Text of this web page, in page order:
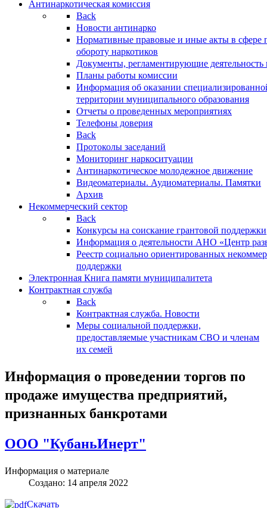
Антинаркотическая комиссия
Back
Новости антинарко
Нормативные правовые и иные акты в сфере
обороту наркотиков
Документы, регламентирующие деятельность
Планы работы комиссии
Информация об оказании
территории муниципального образования
Отчеты о проведенных мероприятиях
Телефоны доверия
Back
Протоколы заседаний
Мониторинг наркоситуации
Антинаркотическое молодежное движение
Видеоматериалы. Аудиоматериалы. Памятки
Архив
Некоммерческий сектор
Back
Конкурсы на соискание грантовой поддержки
Информация о деятельности АНО «Центр
Реестр социально ориентированных
поддержки
Электронная Книга памяти муниципалитета
Контрактная служба
Back
Контрактная служба. Новости
Меры социальной поддержки,
предоставляемые участникам СВО и членам
их семей
Информация о проведении торгов по
продаже имущества предприятий,
признанных банкротами
ООО "КубаньИнерт"
Информация о материале
Создано: 14 апреля 2022
Скачать